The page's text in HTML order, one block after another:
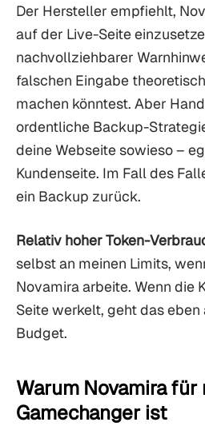
Der Hersteller empfiehlt,
auf der Live-Seite
nachvollziehbarer
falschen Eingabe
machen könntest. Aber
ordentliche Backup-
deine Webseite sowieso –
Kundenseite. Im Fall des
ein Backup zurück.
Relativ hoher Token-
selbst an meinen Limits,
Novamira arbeite. Wenn die
Seite werkelt, geht das
Budget.
Warum Novamira für
Gamechanger ist